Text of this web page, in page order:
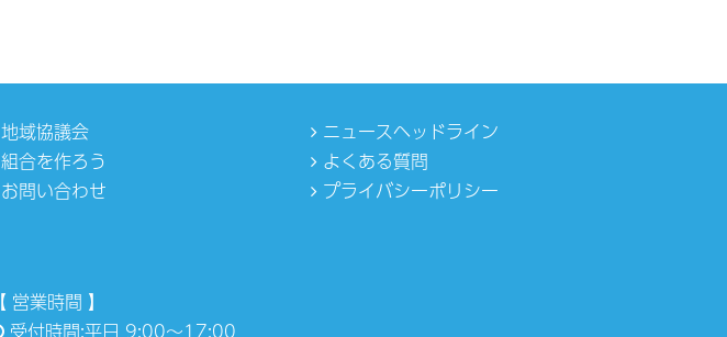
地域協議会
ニュースヘッドライン
組合を作ろう
よくある質問
お問い合わせ
プライバシーポリシー
【 営業時間 】
受付時間:平日 9:00〜17:00